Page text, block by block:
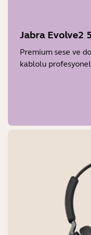
Jabra Evolve2
Premium sese ve
kablolu